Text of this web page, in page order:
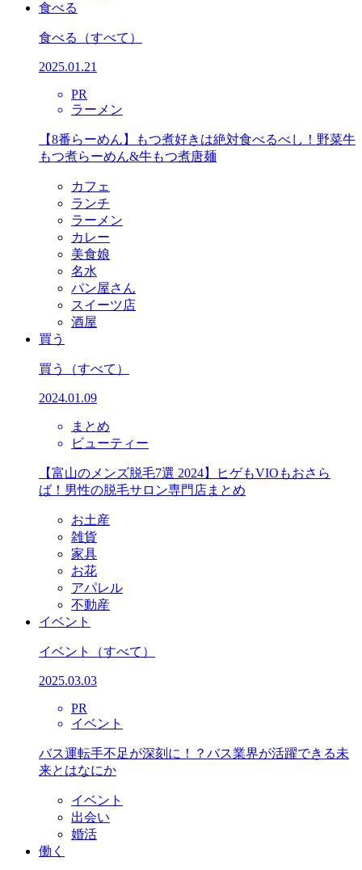
食べる
食べる （すべて）
2025.01.21
PR
ラーメン
【8番らーめん】もつ煮好きは絶対食べるべし！野菜牛
もつ煮らーめん&牛もつ煮唐麺
カフェ
ランチ
ラーメン
カレー
美食娘
名水
パン屋さん
スイーツ店
酒屋
買う
買う （すべて）
2024.01.09
まとめ
ビューティー
【富山のメンズ脱毛7選 2024】ヒゲもVIOもおさら
ば！男性の脱毛サロン専門店まとめ
お土産
雑貨
家具
お花
アパレル
不動産
イベント
イベント （すべて）
2025.03.03
PR
イベント
バス運転手不足が深刻に！？バス業界が活躍できる未
来とはなにか
イベント
出会い
婚活
働く